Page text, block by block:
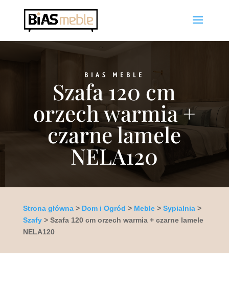
BIAS MEBLE
Szafa 120 cm
orzech warmia +
czarne lamele
NELA120
Strona główna> Dom i Ogród > Meble> Sypialnia>
Szafy> Szafa 120 cm orzech warmia + czarne lamele
NELA120